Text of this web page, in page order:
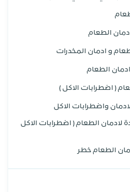
ادمان الطعام
و ادمان المخدرات
الطعام
( اضطرابات الاكل )
واضطرابات الاكل
الطعام ( اضطرابات الاكل
الطعام خطر